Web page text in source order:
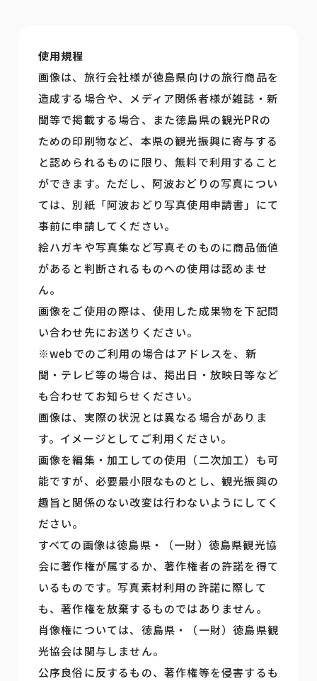
使用規程
画像は、旅行会社様が徳島県向けの旅行商品を
造成する場合や、メディア関係者様が雑誌・新
聞等で掲載する場合、また徳島県の観光PRの
ための印刷物など、本県の観光振興に寄与する
と認められるものに限り、無料で利用すること
ができます。ただし、阿波おどりの写真につい
ては、別紙「阿波おどり写真使用申請書」にて
事前に申請してください。
絵ハガキや写真集など写真そのものに商品価値
があると判断されるものへの使用は認めませ
ん。
画像をご使用の際は、使用した成果物を下記問
い合わせ先にお送りください。
※webでのご利用の場合はアドレスを、新
聞・テレビ等の場合は、掲出日・放映日等など
も合わせてお知らせください。
画像は、実際の状況とは異なる場合がありま
す。イメージとしてご利用ください。
画像を編集・加工しての使用（二次加工）も可
能ですが、必要最小限なものとし、観光振興の
趣旨と関係のない改変は行わないようにしてく
ださい。
すべての画像は徳島県・（一財）徳島県観光協
会に著作権が属するか、著作権者の許諾を得て
いるものです。写真素材利用の許諾に際して
も、著作権を放棄するものではありません。
肖像権については、徳島県・（一財）徳島県観
光協会は関与しません。
公序良俗に反するもの、著作権等を侵害するも